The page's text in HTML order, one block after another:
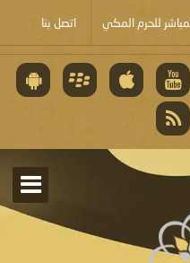
للحرم المكي اتصل بنا